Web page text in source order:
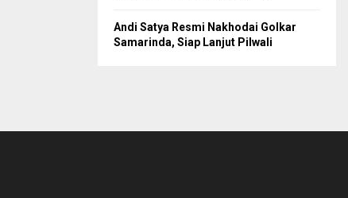
Andi Satya Resmi Nakhodai Golkar
Samarinda, Siap Lanjut Pilwali